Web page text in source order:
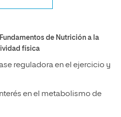
de Nutrición a la
física
reguladora en el ejercicio y
en el metabolismo de